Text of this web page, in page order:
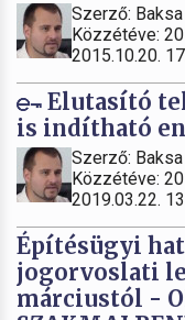
Szerző:
Közzétéve:
2015.10.20.
Elutasító
is indítható
Szerző:
Közzétéve:
2019.03.22.
Építésügyi
jogorvoslati
márciustól -